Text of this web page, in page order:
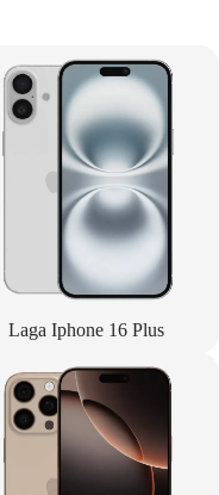
Laga Iphone 16 Plus